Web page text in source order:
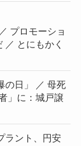
プロモーショ
とにもかく
の日」 ／ 母死
」に：城戸譲
ラント、円安